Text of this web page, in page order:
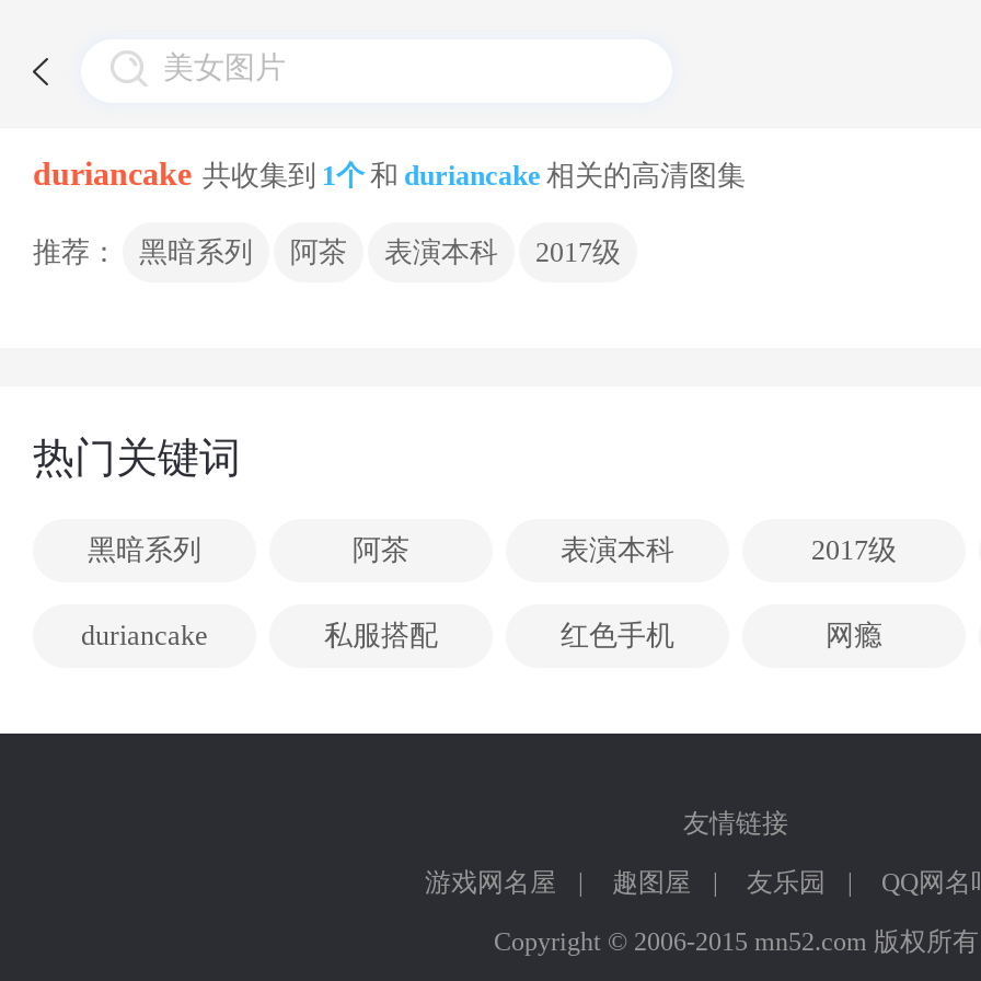
duriancake 共收集到 1个和 duriancake 相关的高清图集
推荐： 黑暗系列 阿茶 表演本科 2017级
热门关键词
黑暗系列 阿茶 表演本科 2017级
duriancake 私服搭配 红色手机 网瘾
友情链接
游戏网名屋 | 趣图屋 | 友乐园 | QQ网名
Copyright © 2006-2015 mn52.com 版权所有